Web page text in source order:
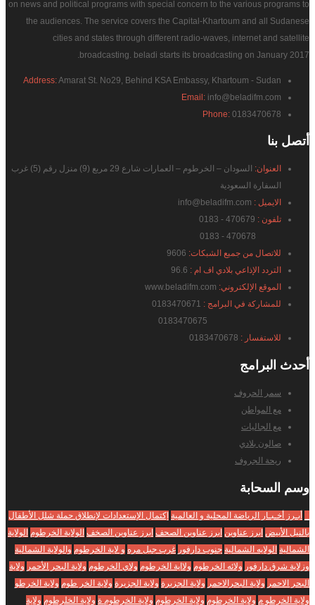
on news and political programs with special concern to the various programs to
the audiences. The service covers the Capital-Khartoum and all Sudanese
cities and states through different radio-waves, internet and satellite
broadcasting. beladi starts its broadcasting on January 2017.
Address:Amarat St. No29, Behind KSA Embassy, Khartoum - Sudan
Email: info@beladifm.com
Phone: 0183470678
أتصل بنا
العنوان:
السودان – الخرطوم – العمارات شارع 29 مربع (9) منزل رقم (5) غرب
السفارة السعودية
الايميل :
تلفون :
للاتصال من جميع الشبكات:
التردد الإذاعي بلادي اف ام :
الموقع الإلكتروني:
للمشاركة في البرامج :
للاستفسار :
أحدث البرامج
سمر الحروف
مع المواطن
مع الجاليات
صالون بلادي
ريحة الجروف
وسم السحابة
أبـرز أخـبـار الرياضة المحلية و العالمية إكتمال الإستعدادات لإنطلاق حملة شلل الأطفال
بالنيل الأبيض ابرز عناوين ابرز عناوين الصحف ابرز عناوين الصخف الولاية الخرطوم الولاية
الشمالية الولايه الشمالية جنوب دارفور غرب جبل مره و لاية الخرطوم والولاية الشمالية
وزلاية شرق دارفور ولائه الخرطوم ولااية الخرطوم ولاي الخرطوم ولاية البحر الأحمر ولاية
البحر الاحمر ولاية البحرالاحمر ولاية الجزبرة ولاية الجزيرة ولاية الخر طوم ولاية الخرطو
ولاية الخرطو م ولاية الخرطوم ولاية الخرطوم ولاية الخرطوم ة ولاية الخلرطوم ولاية